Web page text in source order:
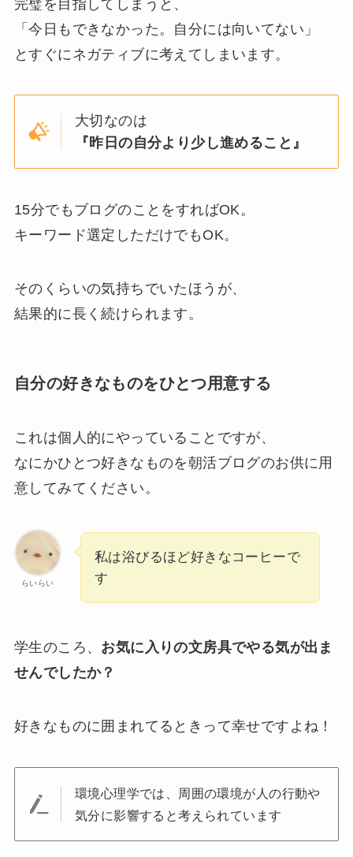
完璧を目指してしまうと、
「今日もできなかった。自分には向いてない」
とすぐにネガティブに考えてしまいます。
大切なのは
『昨日の自分より少し進めること』
15分でもブログのことをすればOK。
キーワード選定しただけでもOK。
そのくらいの気持ちでいたほうが、
結果的に長く続けられます。
自分の好きなものをひとつ用意する
これは個人的にやっていることですが、
なにかひとつ好きなものを朝活ブログのお供に用
意してみてください。
らいらい
私は浴びるほど好きなコーヒーで
す
学生のころ、 お気に入りの文房具でやる気が出ま
せんでしたか？
好きなものに囲まれてるときって幸せですよね！
環境心理学では、周囲の環境が人の行動や
気分に影響すると考えられています